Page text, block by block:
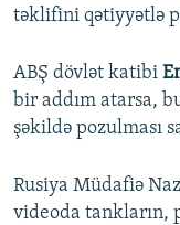
təklifini qətiyyətlə
ABŞ dövlət katibi
bir addım atarsa,
şəkildə pozulması
Rusiya Müdafiə
videoda tankların,